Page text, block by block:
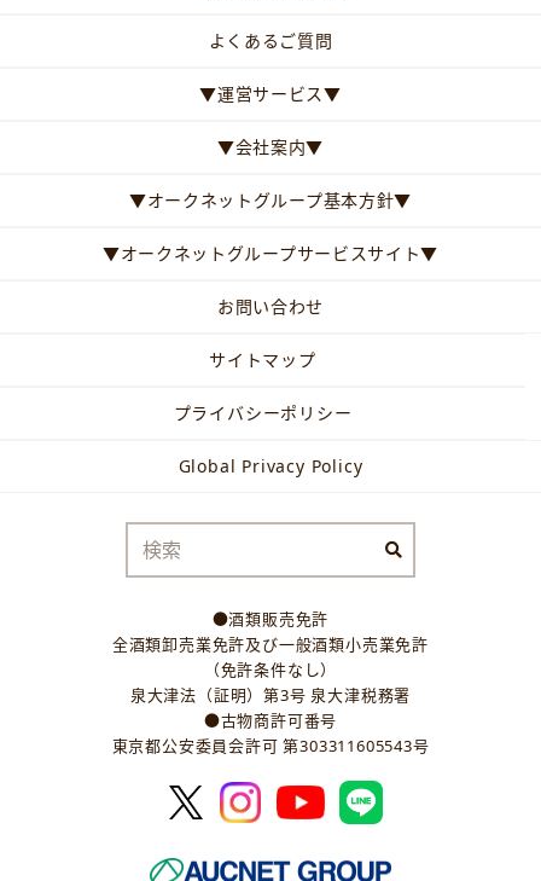
よくあるご質問
▼運営サービス▼
▼会社案内▼
▼オークネットグループ基本方針▼
▼オークネットグループサービスサイト▼
お問い合わせ
サイトマップ
プライバシーポリシー
Global Privacy Policy
●酒類販売免許
全酒類卸売業免許及び一般酒類小売業免許
（免許条件なし）
泉大津法（証明）第3号 泉大津税務署
●古物商許可番号
東京都公安委員会許可 第303311605543号